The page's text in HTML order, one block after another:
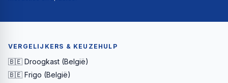
VERGELIJKERS & KEUZEHULP
🇧🇪 Droogkast (België)
🇧🇪 Frigo (België)